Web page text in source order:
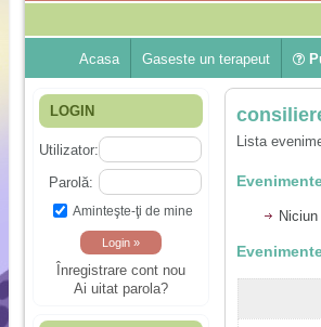
Acasa Gaseste un terapeut
LOGIN
Utilizator:
Parolă:
Aminteşte-ţi de mine
Înregistrare cont nou
Ai uitat parola?
Lista